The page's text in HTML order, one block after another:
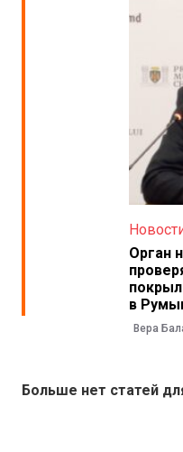
Орган
в
Вера
Больше нет статей